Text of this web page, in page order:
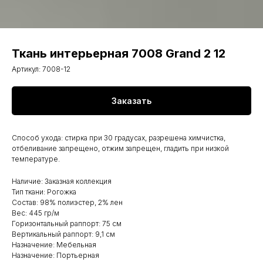
Ткань интерьерная 7008 Grand 2 12
Артикул: 7008-12
Заказать
Способ ухода: стирка при 30 градусах, разрешена химчистка,
отбеливание запрещено, отжим запрещен, гладить при низкой
температуре.
Наличие: Заказная коллекция
Тип ткани: Рогожка
Состав: 98% полиэстер, 2% лен
Вес: 445 гр/м
Горизонтальный раппорт: 75 см
Вертикальный раппорт: 9,1 см
Назначение: Мебельная
Назначение: Портьерная